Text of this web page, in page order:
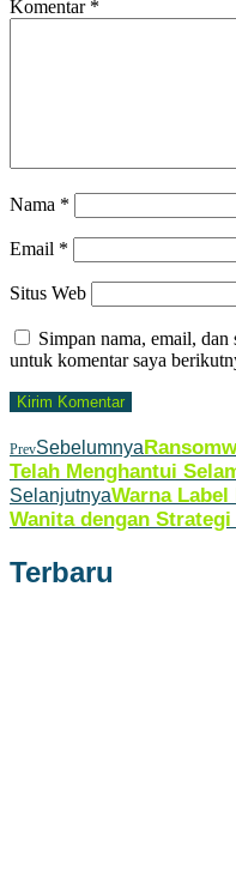
Komentar *
Nama *
Email *
Situs Web
Simpan nama, email,
untuk komentar saya
PrevSebelumnya
Telah Menghantui
SelanjutnyaWarna
Wanita dengan Strategi
Terbaru